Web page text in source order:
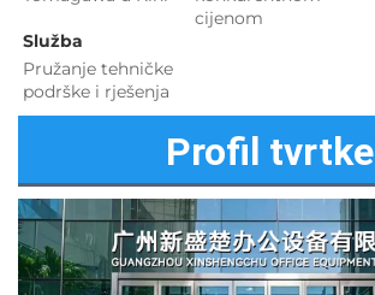
cijenom
Služba
Pružanje tehničke
podrške i rješenja
Profil tvrtke